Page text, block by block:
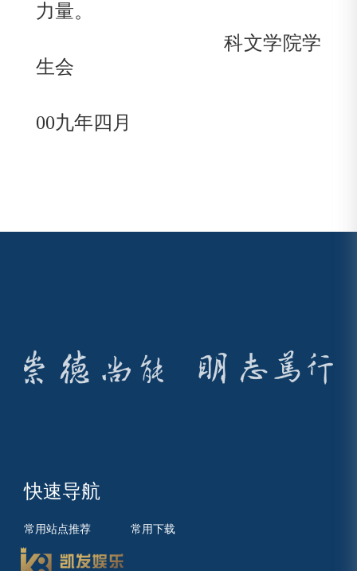
力量。
科文学院学
生会
00九年四月
快速导航
常用站点推荐 常用下载